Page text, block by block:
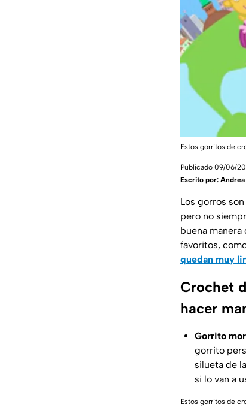
Estos gorritos de
Publicado 09/06/
Escrito por: Andrea
Los gorros
pero no
buena
favoritos,
quedan muy
Crochet
hacer
Gorrito
gorrito
silueta de
si lo van a
Estos gorritos de